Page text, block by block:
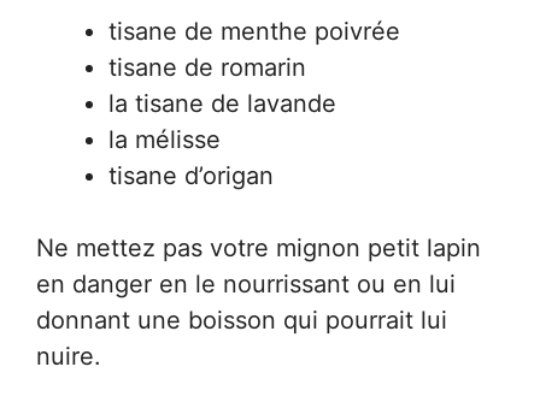
tisane de menthe poivrée
tisane de romarin
la tisane de lavande
la mélisse
tisane d’origan
Ne mettez pas votre mignon petit lapin
en danger en le nourrissant ou en lui
donnant une boisson qui pourrait lui
nuire.